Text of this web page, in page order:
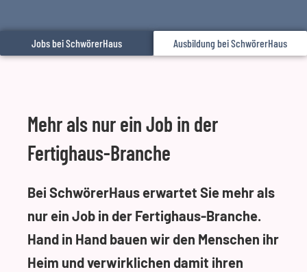
Jobs bei SchwörerHaus Ausbildung bei SchwörerHaus
Mehr als nur ein Job in der
Fertighaus-Branche
Bei SchwörerHaus erwartet Sie mehr als
nur ein Job in der Fertighaus-Branche.
Hand in Hand bauen wir den Menschen ihr
Heim und verwirklichen damit ihren